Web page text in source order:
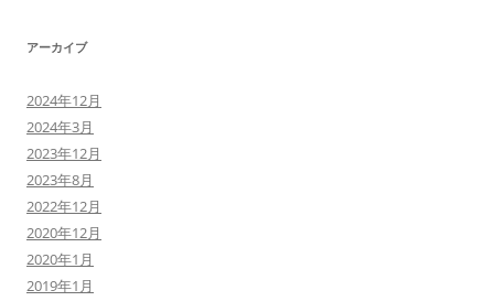
アーカイブ
2024年12月
2024年3月
2023年12月
2023年8月
2022年12月
2020年12月
2020年1月
2019年1月